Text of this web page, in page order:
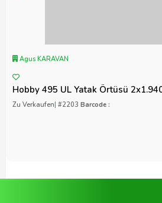
Agus KARAVAN
Hobby 495 UL Yatak Örtüsü
Zu Verkaufen| #2203 Barcode :